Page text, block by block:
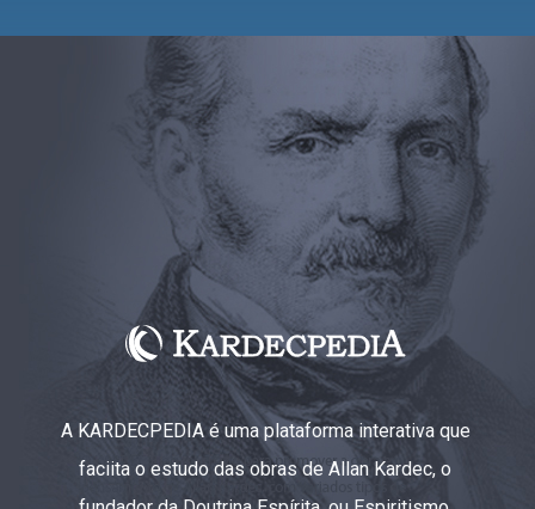
A KARDECPEDIA é uma plataforma interativa que
faciita o estudo das obras de Allan Kardec, o